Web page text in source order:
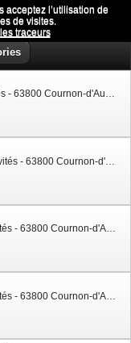
acceptez l’utilisation de
de visites.
traceurs
Menu
3 Rue Maryse Bastié Zone activités - 63800 Cournon-d'Auvergne
16 Rue Arthur Rimbaud Zone activités - 63800 Cournon-d'Auvergne
12 Rue de l'Industrie Zone d'activités - 63800 Cournon-d'Auvergne